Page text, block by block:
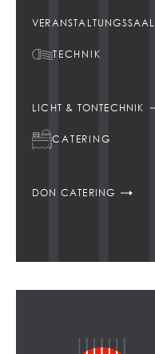
VERANSTALTUNGSSAAL
TECHNIK
LICHT & TONTECHNIK
CATERING
DON CATERING